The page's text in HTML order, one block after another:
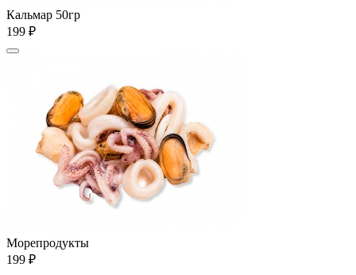
Кальмар 50гр
199 ₽
Морепродукты
199 ₽